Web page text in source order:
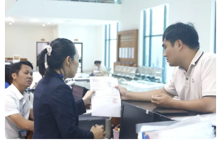
Tổng thống Joe Biden đã đặt mục tiêu đến năm
2030 có 50% sản lượng ôtô của Mỹ là xe điện
hoặc lai điện. GM có kế hoạch ngừng bán xe
chạy xăng vào năm 2035 nhưng họ vẫn đang
đầu tư vào sản xuất động cơ đốt trong./.
(TTXVN/Vietnam+)